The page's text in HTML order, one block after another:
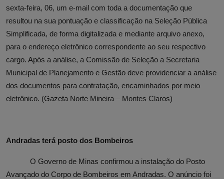
sexta-feira, 06, um e-mail com toda a documentação que
resultou na sua pontuação e classificação na Seleção Pública
Simplificada, de forma digitalizada e mediante arquivo anexo,
para o endereço eletrônico correspondente ao seu respectivo
cargo. Após a análise, a Comissão de Seleção a Secretaria
Municipal de Planejamento e Gestão deve providenciar a análise
dos documentos para contratação, encaminhados por meio
eletrônico. (Gazeta Norte Mineira – Montes Claros)
Andradas terá posto dos Bombeiros
O Governo de Minas confirmou a instalação do Posto
Avançado do Corpo de Bombeiros em Andradas. O anúncio foi